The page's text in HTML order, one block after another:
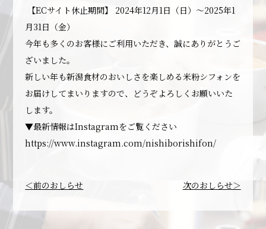
【ECサイト休止期間】 2024年12月1日（日）〜2025年1
月31日（金）
今年も多くのお客様にご利用いただき、誠にありがとうご
ざいました。
新しい年も新潟食材のおいしさを楽しめる米粉シフォンを
お届けしてまいりますので、どうぞよろしくお願いいた
します。
▼最新情報はInstagramをご覧ください
https://www.instagram.com/nishiborishifon/
＜前のおしらせ 次のおしらせ＞